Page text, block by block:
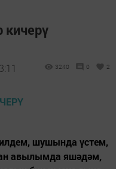
кичерү
3240 0 2
шушында үстем,
авылымда яшәдәм,